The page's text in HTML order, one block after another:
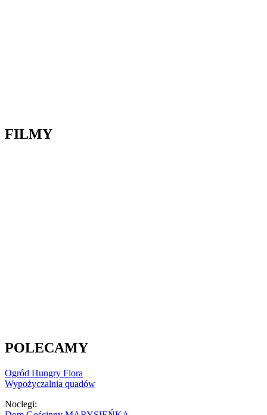
FILMY
POLECAMY
Ogród Hungry Flora
Wypożyczalnia quadów
Noclegi: